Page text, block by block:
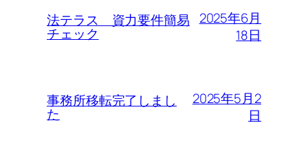
法テラス 資力要件簡易
チェック
2025年6月
18日
事務所移転完了しまし
た
2025年5月2
日